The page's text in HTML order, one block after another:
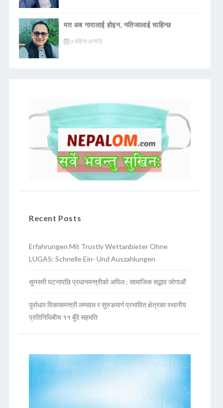
मत अब नारालाई होइन, नतिजालाई चाहिन्छ
७ महिना अगाडि
Recent Posts
Erfahrungen Mit Trustly Wettanbieter Ohne
LUGAS: Schnelle Ein- Und Auszahlungen
सुनसरी घटनापछि प्रधानमन्त्रीको अपिल : सामाजिक सद्भाव जोगाऔं
पूर्वाधार विकासमन्त्री लम्साल र सुरुङमार्ग प्रभावित क्षेत्रका स्थानीय
प्रतिनिधिबीच ११ बुँदे सहमति